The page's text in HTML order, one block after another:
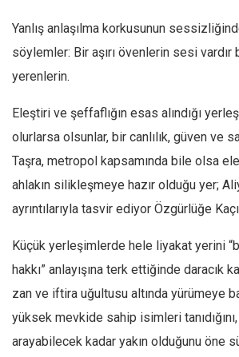
Dünya
Avrupa
Afrika
İslam Dünyası
Amerika
Avustralya
Düşünce
Dosyalar
Yanlış anlaşılma korkusunun
söylemler: Bir aşırı övenlerin sesi vardır
yerenlerin.
Eleştiri ve şeffaflığın esas alındığı
olurlarsa olsunlar, bir canlılık, güven ve
Taşra, metropol kapsamında bile olsa
ahlakın silikleşmeye hazır olduğu yer;
ayrıntılarıyla tasvir ediyor Özgürlüğe
Küçük yerleşimlerde hele liyakat yerini
hakkı” anlayışına terk ettiğinde daracık
zan ve iftira uğultusu altında yürümeye
yüksek mevkide sahip isimleri
arayabilecek kadar yakın olduğunu öne